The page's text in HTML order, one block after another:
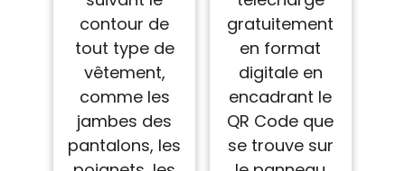
contour de
tout type de
vêtement,
comme les
jambes des
pantalons, les
gratuitement
en format
digitale en
encadrant le
QR Code que
se trouve sur